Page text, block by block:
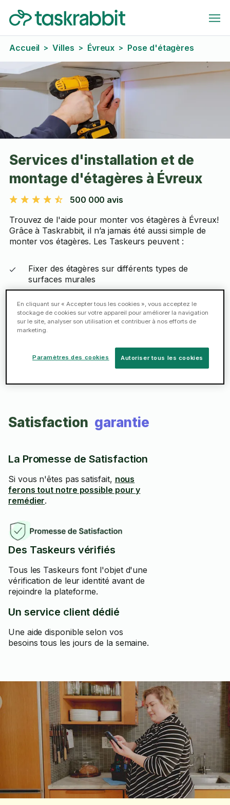
Accueil > Villes > Évreux > Pose d'étagères
Services d'installation et de
montage d'étagères à Évreux
500 000 avis
Trouvez de l'aide pour monter vos étagères à Évreux!
Grâce à Taskrabbit, il n’a jamais été aussi simple de
monter vos étagères. Les Taskeurs peuvent :
Fixer des étagères sur différents types de
surfaces murales
Donner des informations sur le bon endroit à
choisir et sur la manière dont les étagères vont
être montées
Réserver
Satisfaction garantie
La Promesse de Satisfaction
Si vous n'êtes pas satisfait, nous
ferons tout notre possible pour y
remédier.
Des Taskeurs vérifiés
Tous les Taskeurs font l'objet d'une
vérification de leur identité avant de
rejoindre la plateforme.
Un service client dédié
Une aide disponible selon vos
besoins tous les jours de la semaine.
En cliquant sur « Accepter tous les cookies », vous acceptez le
stockage de cookies sur votre appareil pour améliorer la navigation
sur le site, analyser son utilisation et contribuer à nos efforts de
marketing.
Autoriser tous les cookies
Paramètres des cookies